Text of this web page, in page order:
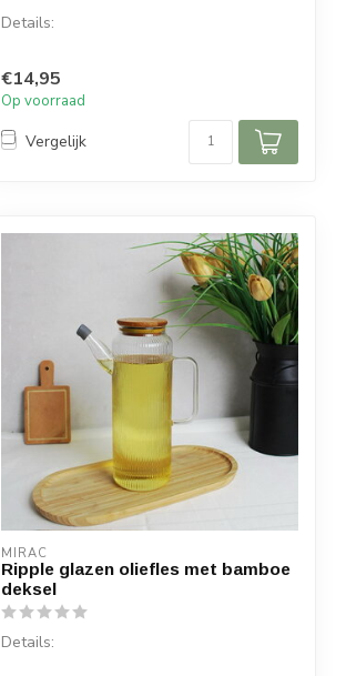
Details:
standaard
Afmeting schaal: ⌀ 8...
€14,95
Op voorraad
Vergelijk
MIRAC
Ripple glazen oliefles met bamboe
deksel
Details: